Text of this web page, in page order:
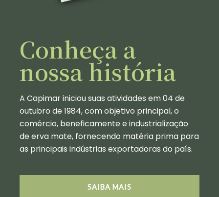
Conheça a
nossa história
A Capimar iniciou suas atividades em 04 de
outubro de 1984, com objetivo principal, o
comércio, beneficamente e industrialização
de erva mate, fornecendo matéria prima para
as principais indústrias exportadoras do país.
SAIBA MAIS